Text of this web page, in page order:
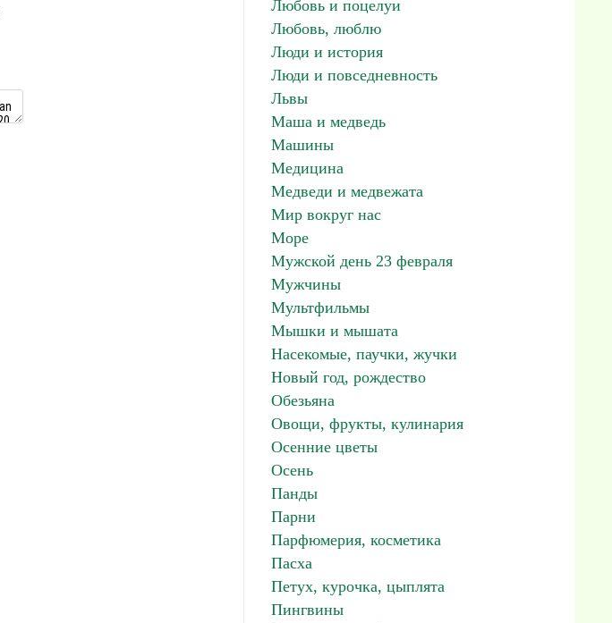
Любовь и поцелуи
Любовь, люблю
Люди и история
Люди и повседневность
Львы
Маша и медведь
Машины
Медицина
Медведи и медвежата
Мир вокруг нас
Море
Мужской день 23 февраля
Мужчины
Мультфильмы
Мышки и мышата
Насекомые, паучки, жучки
Новый год, рождество
Обезьяна
Овощи, фрукты, кулинария
Осенние цветы
Осень
Панды
Парни
Парфюмерия, косметика
Пасха
Петух, курочка, цыплята
Пингвины